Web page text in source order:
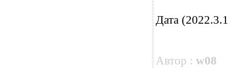
Дата
Автор : w08